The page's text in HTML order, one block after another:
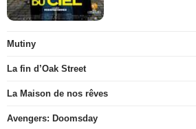
Mutiny
La fin d’Oak Street
La Maison de nos rêves
Avengers: Doomsday